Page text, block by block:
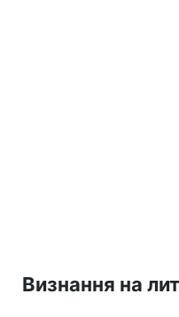
Визнання на